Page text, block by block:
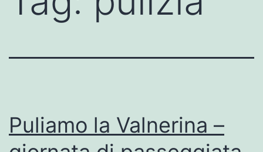
Puliamo la Valnerina –